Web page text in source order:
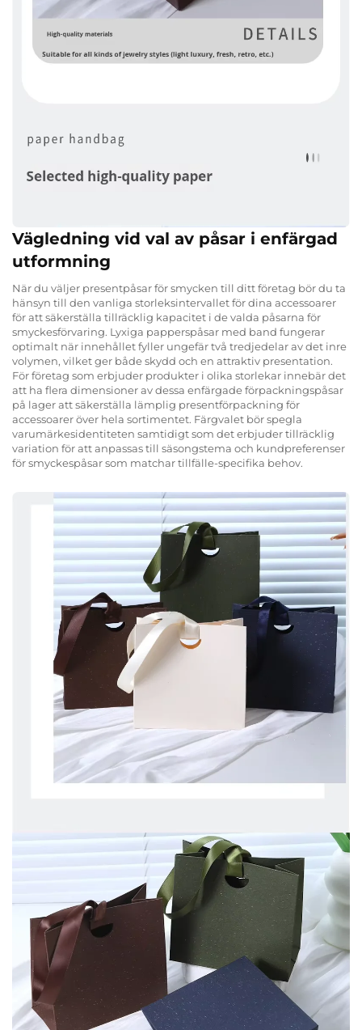
Vägledning vid val av påsar i enfärgad
utformning
När du väljer presentpåsar för smycken till ditt företag bör du ta
hänsyn till den vanliga storleksintervallet för dina accessoarer
för att säkerställa tillräcklig kapacitet i de valda påsarna för
smyckesförvaring. Lyxiga papperspåsar med band fungerar
optimalt när innehållet fyller ungefär två tredjedelar av det inre
volymen, vilket ger både skydd och en attraktiv presentation.
För företag som erbjuder produkter i olika storlekar innebär det
att ha flera dimensioner av dessa enfärgade förpackningspåsar
på lager att säkerställa lämplig presentförpackning för
accessoarer över hela sortimentet. Färgvalet bör spegla
varumärkesidentiteten samtidigt som det erbjuder tillräcklig
variation för att anpassas till säsongstema och kundpreferenser
för smyckespåsar som matchar tillfälle-specifika behov.